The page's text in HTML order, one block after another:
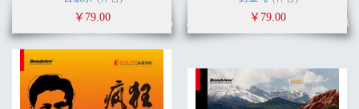
￥79.00 ￥79.00